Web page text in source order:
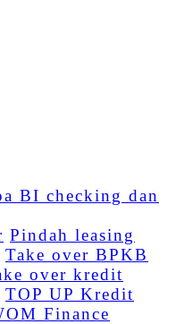
Pindah leasing
Take over BPKB
over kredit
TOP UP Kredit
Finance